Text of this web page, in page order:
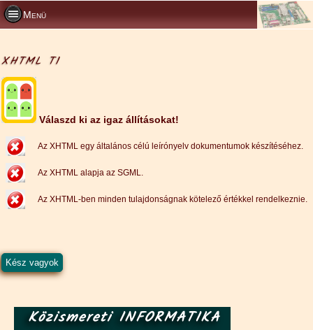
Menü
XHTML T1
Válaszd ki az igaz állításokat!
Az XHTML egy általános célú leírónyelv dokumentumok készítéséhez.
Az XHTML alapja az SGML.
Az XHTML-ben minden tulajdonságnak kötelező értékkel rendelkeznie.
Közismereti INFORMATIKA